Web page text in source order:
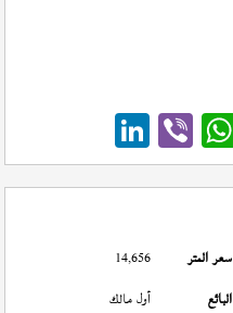
سعر المتر
14,656
البائع
أول مالك